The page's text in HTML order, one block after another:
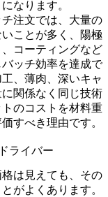
なります。
注文では、大量の
ことが多く、陽極
コーティングなど
ッチ効率を達成で
、薄肉、深いキャ
関係なく同じ技術
のコストを材料重
すべき理由です。
ライバー
は見えても、その
がよくあります。